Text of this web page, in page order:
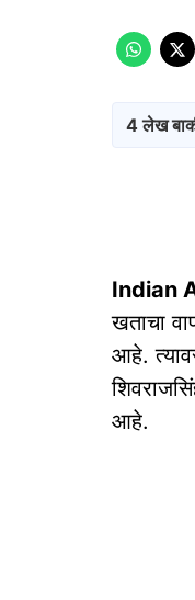
4 लेख
Indian
खताचा
आहे.
आहे.